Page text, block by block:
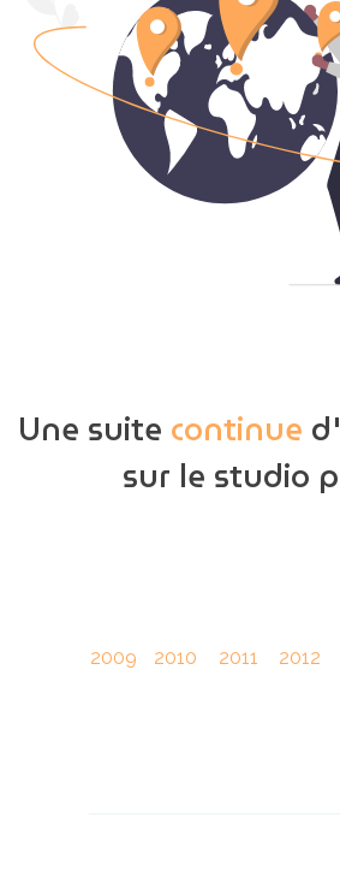
Une suite continue
sur le studio
2009 2010 2011 2012